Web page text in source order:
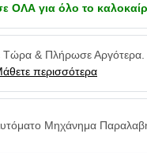
ΟΛΑ για όλο το
& Πλήρωσε Αργότερα.
περισσότερα
Μηχάνημα